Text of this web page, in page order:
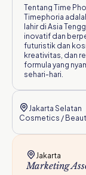
Tentang Time
Timephoria
lahir di Asia
inovatif dan
futuristik dan
kreativitas, dan
formula yang
sehari-hari.
Jakarta Selatan
Cosmetics /
Jakarta
Marketing